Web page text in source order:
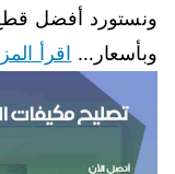
ونستورد أفضل قطع
وبأسعار… اقرأ